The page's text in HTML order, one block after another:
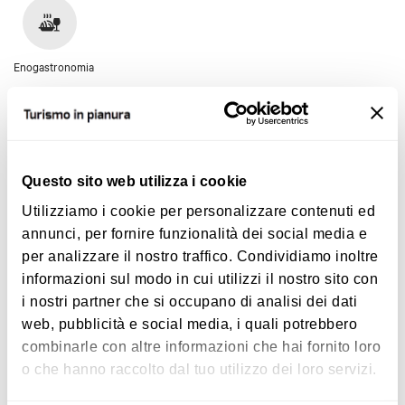
Questo sito web utilizza i cookie
Utilizziamo i cookie per personalizzare contenuti ed
annunci, per fornire funzionalità dei social media e
per analizzare il nostro traffico. Condividiamo inoltre
informazioni sul modo in cui utilizzi il nostro sito con
i nostri partner che si occupano di analisi dei dati
web, pubblicità e social media, i quali potrebbero
combinarle con altre informazioni che hai fornito loro
o che hanno raccolto dal tuo utilizzo dei loro servizi.
Enogastronomia
Dettagli
Servizi
accettazione gruppi - aria condizionata - parcheggio
privato - parcheggio pubblico nelle vicinanze - locale
storico – Carta dei vini - prenotazione obbligatoria - sala